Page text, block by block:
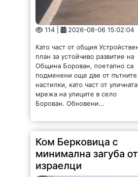
114 | 2026-08-06 15:02:04
Като част от общия Устройствен
план за устойчиво развитие на
Община Борован, поетапно са
подменени още две от пътните
настилки, като част от уличната
мрежа на улиците в село
Борован. Обновени...
Ком Берковица с
минимална загуба от
израелци